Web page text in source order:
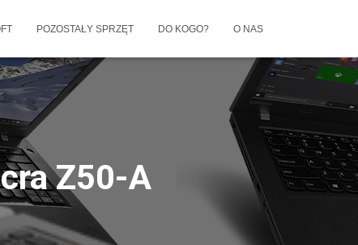
POZOSTAŁY SPRZĘT DO KOGO? O NAS
Z50-A